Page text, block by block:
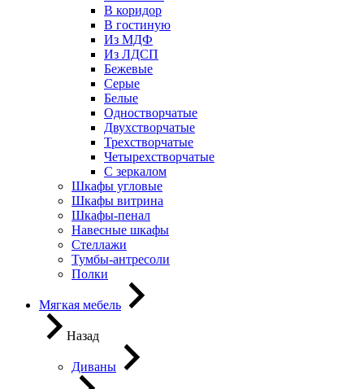
В коридор
В гостиную
Из МДФ
Из ЛДСП
Бежевые
Серые
Белые
Одностворчатые
Двухстворчатые
Трехстворчатые
Четырехстворчатые
С зеркалом
Шкафы угловые
Шкафы витрина
Шкафы-пенал
Навесные шкафы
Стеллажи
Тумбы-антресоли
Полки
Мягкая мебель
Назад
Диваны